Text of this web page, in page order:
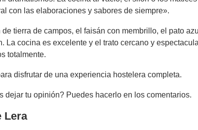
con las elaboraciones y sabores de siempre».
tierra de campos, el faisán con membrillo, el pato
La cocina es excelente y el trato cercano y
totalmente.
disfrutar de una experiencia hostelera completa.
dejar tu opinión? Puedes hacerlo en los comentarios.
Lera